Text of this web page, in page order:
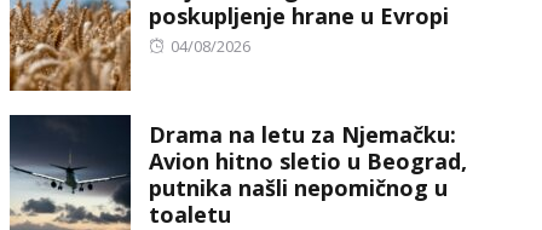
poskupljenje hrane u Evropi
Posted
04/08/2026
Drama na letu za Njemačku:
Avion hitno sletio u Beograd,
putnika našli nepomičnog u
toaletu